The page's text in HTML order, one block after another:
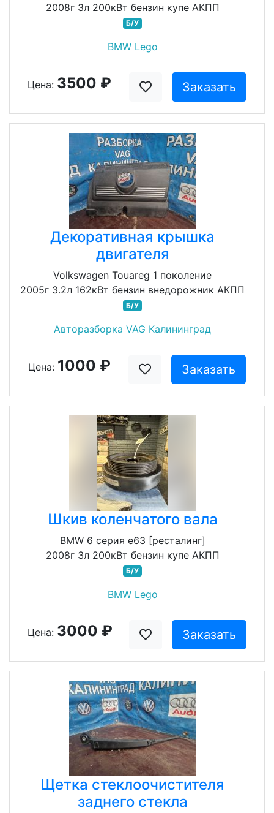
2008г 3л 200кВт бензин купе АКПП
Б/У
BMW Lego
Цена: 3500 ₽ Заказать
Декоративная крышка
двигателя
Volkswagen Touareg 1 поколение
2005г 3.2л 162кВт бензин внедорожник АКПП
Б/У
Авторазборка VAG Калининград
Цена: 1000 ₽ Заказать
Шкив коленчатого вала
BMW 6 серия e63 [ресталинг]
2008г 3л 200кВт бензин купе АКПП
Б/У
BMW Lego
Цена: 3000 ₽ Заказать
Щетка стеклоочистителя
заднего стекла